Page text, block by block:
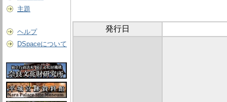
主題
ヘルプ
DSpaceについて
発行日